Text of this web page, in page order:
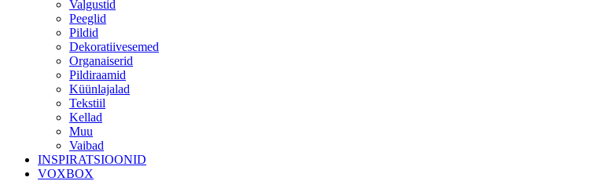
Valgustid
Peeglid
Pildid
Dekoratiivesemed
Organaiserid
Pildiraamid
Küünlajalad
Tekstiil
Kellad
Muu
Vaibad
INSPIRATSIOONID
VOXBOX